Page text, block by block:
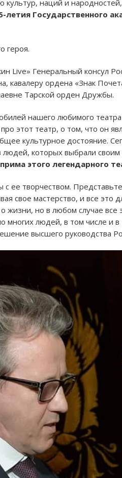
наций и
летия Государственного
героя.
Live» Генеральный консул
кавалеру ордена «Знак
Тарской орден Дружбы.
нашего любимого
этот театр, о том, что он
культурное достояние.
которых выбрали
прима этого легендарного
ее творчеством.
свое мастерство, и все это
жизни, но в любом случае
многих людей, в том числе и
высшего руководства